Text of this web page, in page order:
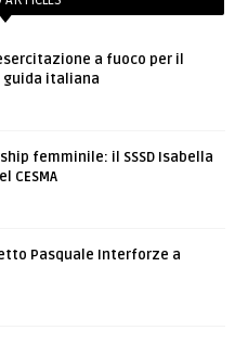
a fuoco per il
guida italiana
femminile: il SSSD Isabella
CESMA
Pasquale Interforze a